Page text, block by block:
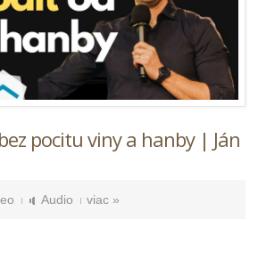
pocitu viny a hanby | Ján
Audio viac »